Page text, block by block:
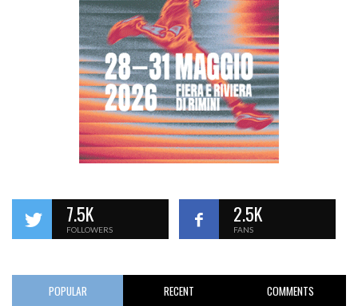
7.5K
FOLLOWERS
2.5K
FANS
POPULAR RECENT COMMENTS